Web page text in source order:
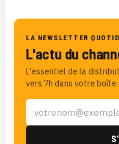
LA NEWSLETTER
L'actu du
L'essentiel de la
vers 7h dans votre boîte